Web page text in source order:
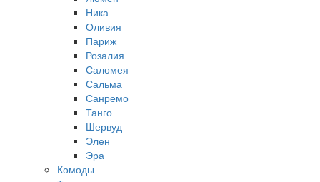
Ника
Оливия
Париж
Розалия
Саломея
Сальма
Санремо
Танго
Шервуд
Элен
Эра
Комоды